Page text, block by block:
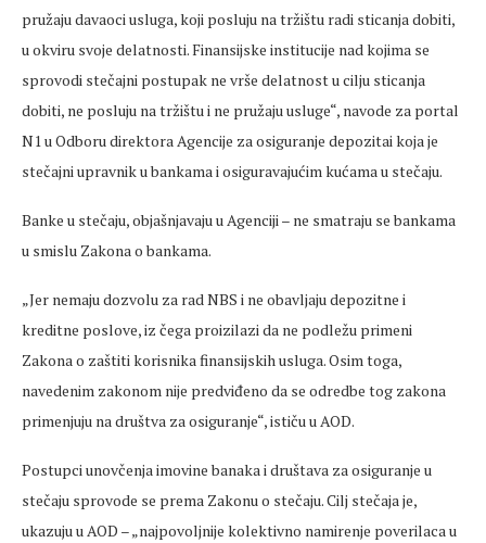
pružaju davaoci usluga, koji posluju na tržištu radi sticanja dobiti,
u okviru svoje delatnosti. Finansijske institucije nad kojima se
sprovodi stečajni postupak ne vrše delatnost u cilju sticanja
dobiti, ne posluju na tržištu i ne pružaju usluge“, navode za portal
N1 u Odboru direktora Agencije za osiguranje depozitai koja je
stečajni upravnik u bankama i osiguravajućim kućama u stečaju.
Banke u stečaju, objašnjavaju u Agenciji – ne smatraju se bankama
u smislu Zakona o bankama.
„Jer nemaju dozvolu za rad NBS i ne obavljaju depozitne i
kreditne poslove, iz čega proizilazi da ne podležu primeni
Zakona o zaštiti korisnika finansijskih usluga. Osim toga,
navedenim zakonom nije predviđeno da se odredbe tog zakona
primenjuju na društva za osiguranje“, ističu u AOD.
Postupci unovčenja imovine banaka i društava za osiguranje u
stečaju sprovode se prema Zakonu o stečaju. Cilj stečaja je,
ukazuju u AOD – „najpovoljnije kolektivno namirenje poverilaca u